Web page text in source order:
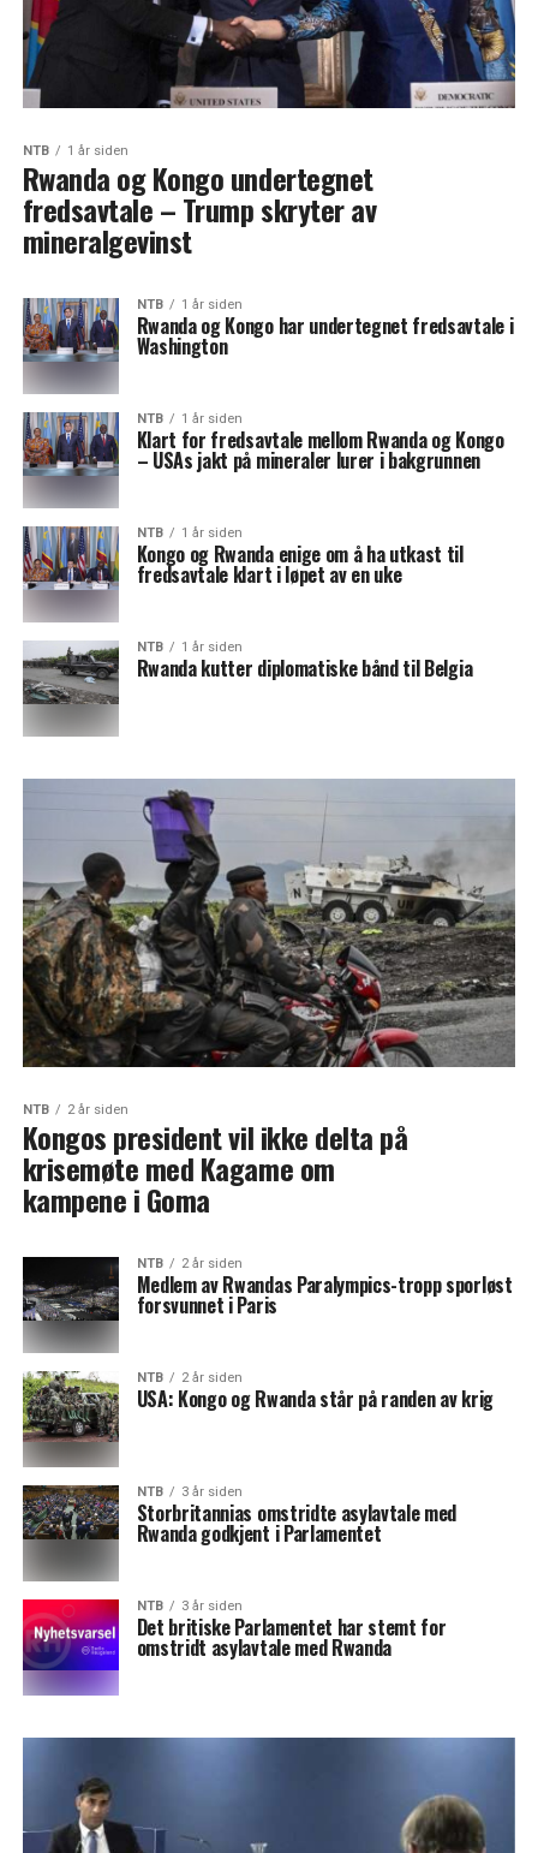
NTB 1 år siden
Rwanda og Kongo undertegnet
fredsavtale – Trump skryter av
mineralgevinst
NTB 1 år siden
Rwanda og Kongo har undertegnet fredsavtale i
Washington
NTB 1 år siden
Klart for fredsavtale mellom Rwanda og Kongo
– USAs jakt på mineraler lurer i bakgrunnen
NTB 1 år siden
Kongo og Rwanda enige om å ha utkast til
fredsavtale klart i løpet av en uke
NTB 1 år siden
Rwanda kutter diplomatiske bånd til Belgia
NTB 2 år siden
Kongos president vil ikke delta på
krisemøte med Kagame om
kampene i Goma
NTB 2 år siden
Medlem av Rwandas Paralympics-tropp sporløst
forsvunnet i Paris
NTB 2 år siden
USA: Kongo og Rwanda står på randen av krig
NTB 3 år siden
Storbritannias omstridte asylavtale med
Rwanda godkjent i Parlamentet
NTB 3 år siden
Det britiske Parlamentet har stemt for
omstridt asylavtale med Rwanda